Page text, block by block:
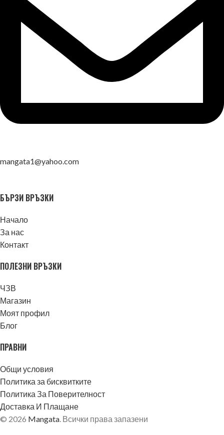
mangata1@yahoo.com
БЪРЗИ ВРЪЗКИ
Начало
За нас
Контакт
ПОЛЕЗНИ ВРЪЗКИ
ЧЗВ
Магазин
Моят профил
Блог
ПРАВНИ
Общи условия
Политика за бисквитките
Политика За Поверителност
Доставка И Плащане
© 2026 Mangata. Всички права запазени